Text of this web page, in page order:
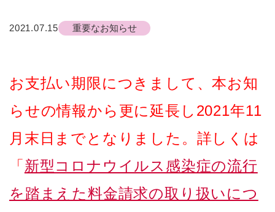
2021.07.15 重要なお知らせ
お支払い期限につきまして、本お知
らせの情報から更に延長し2021年11
月末日までとなりました。詳しくは
「 新型コロナウイルス感染症の流行
を踏まえた料金請求の取り扱いにつ